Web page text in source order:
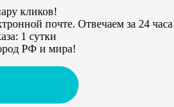
кликов!
почте. Отвечаем за 24
1 сутки
РФ и мира!